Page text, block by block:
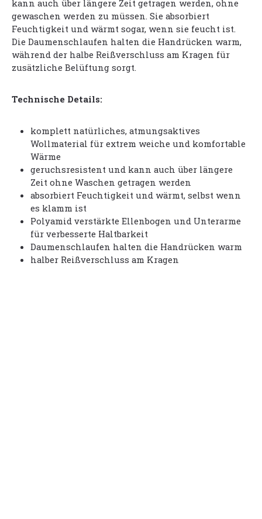
kann auch über längere Zeit getragen werden, ohne
gewaschen werden zu müssen. Sie absorbiert
Feuchtigkeit und wärmt sogar, wenn sie feucht ist.
Die Daumenschlaufen halten die Handrücken warm,
während der halbe Reißverschluss am Kragen für
zusätzliche Belüftung sorgt.
Technische Details:
komplett natürliches, atmungsaktives
Wollmaterial für extrem weiche und komfortable
Wärme
geruchsresistent und kann auch über längere
Zeit ohne Waschen getragen werden
absorbiert Feuchtigkeit und wärmt, selbst wenn
es klamm ist
Polyamid verstärkte Ellenbogen und Unterarme
für verbesserte Haltbarkeit
Daumenschlaufen halten die Handrücken warm
halber Reißverschluss am Kragen